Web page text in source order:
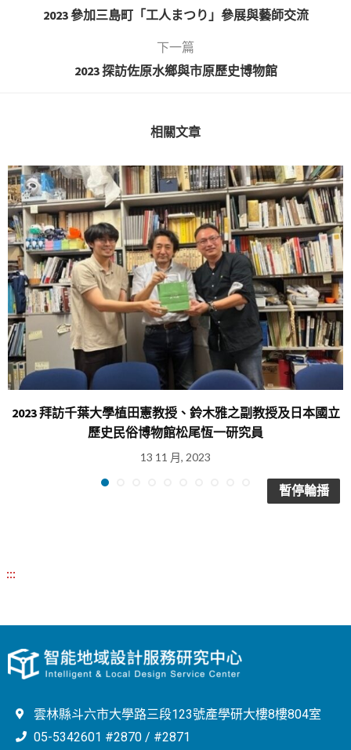
2023 參加三島町「工人まつり」參展與藝師交流
下一篇
2023 探訪佐原水鄉與市原歷史博物館
相關文章
2023 拜訪千葉大學植田憲教授、鈴木雅之副教授及日本國立
歷史民俗博物館松尾恆一研究員
13 11 月, 2023
暫停輪播
:::
雲林縣斗六市大學路三段123號產學研大樓8樓804室
05-5342601 #2870 / #2871